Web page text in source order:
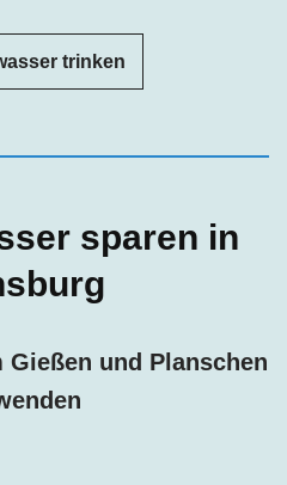
trinken
sparen in
und Planschen